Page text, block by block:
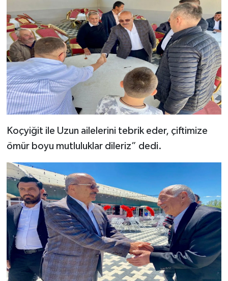
Koçyiğit ile Uzun ailelerini tebrik eder, çiftimize
ömür boyu mutluluklar dileriz” dedi.